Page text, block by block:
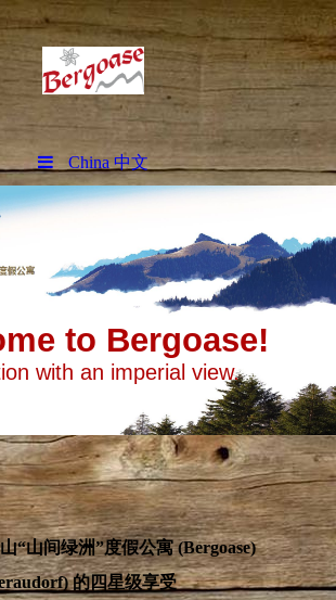
China 中文
to Bergoase!
with an imperial view.
“山间绿洲”度假公寓 (Bergoase)
的四星级享受